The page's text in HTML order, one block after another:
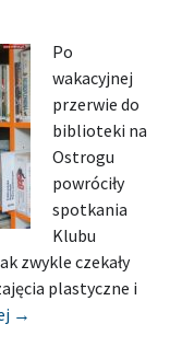
Po
wakacyjnej
przerwie do
biblioteki na
Ostrogu
powróciły
spotkania
Klubu
zwykle czekały
plastyczne i
[Relacja] MIEJSKA I
→